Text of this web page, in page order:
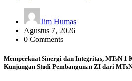
Tim Humas
Agustus 7, 2026
0 Comments
Memperkuat Sinergi dan Integritas, MTsN 1
Kunjungan Studi Pembangunan ZI dari